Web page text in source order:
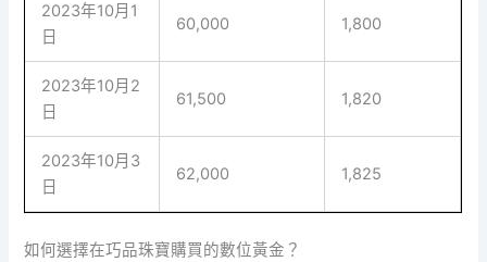
2023年10月1
日
60,000 1,800
2023年10月2
日
61,500 1,820
2023年10月3
日
62,000 1,825
如何選擇在巧品珠寶購買的數位黃金？